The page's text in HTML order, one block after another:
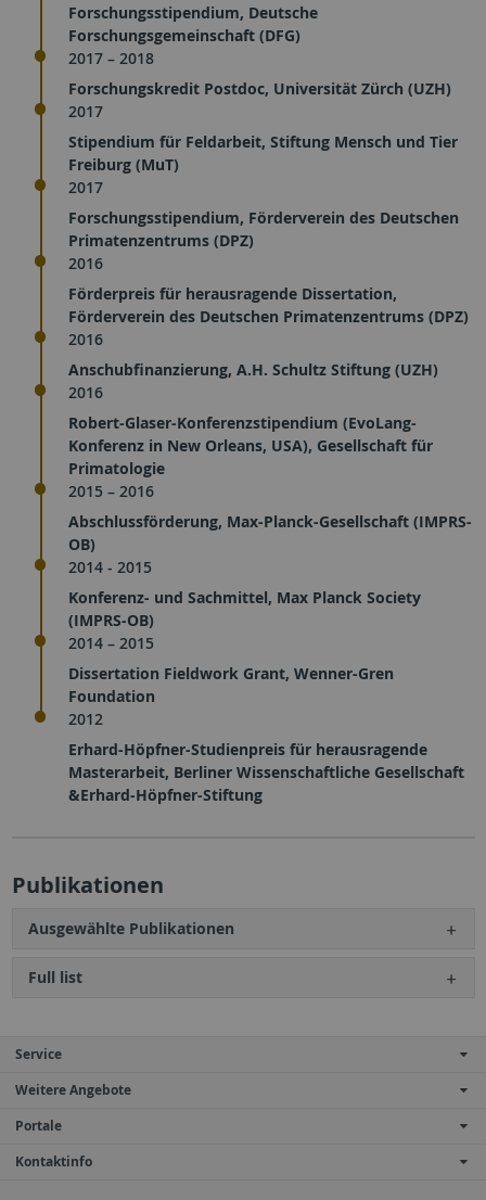
Forschungsstipendium, Deutsche
Forschungsgemeinschaft (DFG)
2017 – 2018
Forschungskredit Postdoc, Universität Zürch (UZH)
2017
Stipendium für Feldarbeit, Stiftung Mensch und Tier
Freiburg (MuT)
2017
Forschungsstipendium, Förderverein des Deutschen
Primatenzentrums (DPZ)
2016
Förderpreis für herausragende Dissertation,
Förderverein des Deutschen Primatenzentrums (DPZ)
2016
Anschubfinanzierung, A.H. Schultz Stiftung (UZH)
2016
Robert-Glaser-Konferenzstipendium (EvoLang-
Konferenz in New Orleans, USA), Gesellschaft für
Primatologie
2015 – 2016
Abschlussförderung, Max-Planck-Gesellschaft (IMPRS-
OB)
2014 - 2015
Konferenz- und Sachmittel, Max Planck Society
(IMPRS-OB)
2014 – 2015
Dissertation Fieldwork Grant, Wenner-Gren
Foundation
2012
Erhard-Höpfner-Studienpreis für herausragende
Masterarbeit, Berliner Wissenschaftliche Gesellschaft
&Erhard-Höpfner-Stiftung
Publikationen
Ausgewählte Publikationen
Full list
Service
Weitere Angebote
Portale
Kontaktinfo